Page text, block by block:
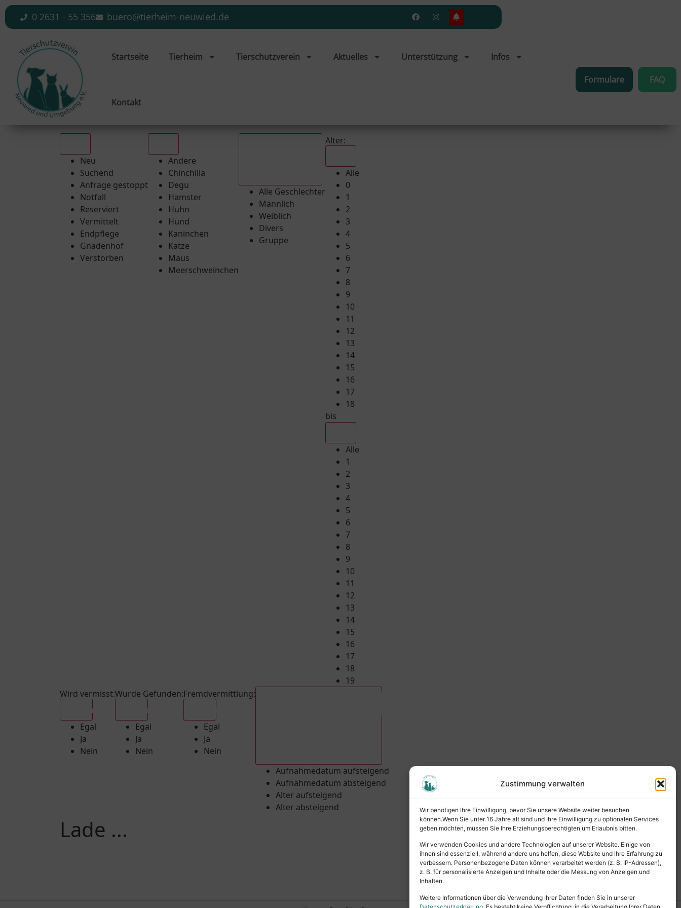
Zustimmung verwalten
Wir benötigen Ihre Einwilligung, bevor Sie unsere Website weiter besuchen
können.Wenn Sie unter 16 Jahre alt sind und Ihre Einwilligung zu optionalen Services
geben möchten, müssen Sie Ihre Erziehungsberechtigten um Erlaubnis bitten.
Wir verwenden Cookies und andere Technologien auf unserer Website. Einige von
ihnen sind essenziell, während andere uns helfen, diese Website und Ihre Erfahrung zu
verbessern. Personenbezogene Daten können verarbeitet werden (z. B. IP-Adressen),
z. B. für personalisierte Anzeigen und Inhalte oder die Messung von Anzeigen und
Inhalten.
Weitere Informationen über die Verwendung Ihrer Daten finden Sie in unserer
0 2631 - 55 356 buero@tierheim-neuwied.de
Startseite Tierheim Tierschutzverein Aktuelles Unterstützung Infos
Kontakt
Formulare FAQ
Neu
Suchend
Anfrage gestoppt
Notfall
Reserviert
Vermittelt
Endpflege
Gnadenhof
Verstorben
Andere
Chinchilla
Degu
Hamster
Huhn
Hund
Kaninchen
Katze
Maus
Meerschweinchen
Alle Geschlechter
Männlich
Weiblich
Divers
Gruppe
Alter:
Alle
0
1
2
3
4
5
6
7
8
9
10
11
12
13
14
15
16
17
18
bis
Alle
1
2
3
4
5
6
7
8
9
10
11
12
13
14
15
16
17
18
19
Wird vermisst:
Egal
Ja
Nein
Wurde Gefunden:
Egal
Ja
Nein
Fremdvermittlung:
Egal
Ja
Nein
Aufnahmedatum aufsteigend
Aufnahmedatum absteigend
Alter aufsteigend
Alter absteigend
Lade ...